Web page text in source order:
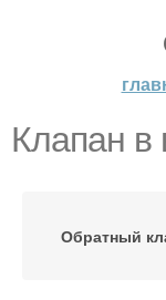
Клапан в
Обратный